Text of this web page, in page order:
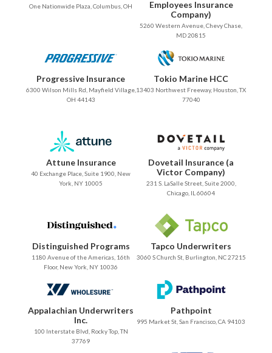
One Nationwide Plaza, Columbus, OH
Employees Insurance
Company)
5260 Western Avenue, Chevy Chase,
MD 20815
Progressive Insurance
6300 Wilson Mills Rd, Mayfield Village,
OH 44143
Tokio Marine HCC
13403 Northwest Freeway, Houston, TX
77040
Attune Insurance
40 Exchange Place, Suite 1900, New
York, NY 10005
Dovetail Insurance (a
Victor Company)
231 S. LaSalle Street, Suite 2000,
Chicago, IL 60604
Distinguished Programs
1180 Avenue of the Americas, 16th
Floor, New York, NY 10036
Tapco Underwriters
3060 S Church St, Burlington, NC 27215
Appalachian Underwriters
Inc.
100 Interstate Blvd, Rocky Top, TN
37769
Pathpoint
995 Market St, San Francisco, CA 94103